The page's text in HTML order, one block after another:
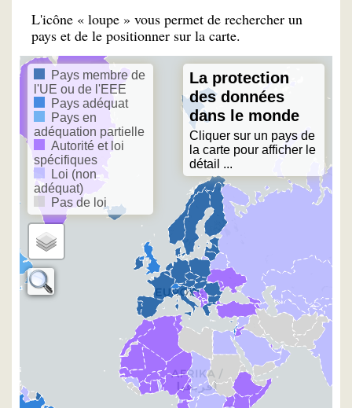
L'icône « loupe » vous permet de rechercher un
pays et de le positionner sur la carte.
Pays membre de
l'UE ou de l'EEE
Pays adéquat
Pays en
adéquation partielle
Autorité et loi
spécifiques
Loi (non
adéquat)
Pas de loi
La protection
des données
dans le monde
Cliquer sur un pays de
la carte pour afficher le
détail ...